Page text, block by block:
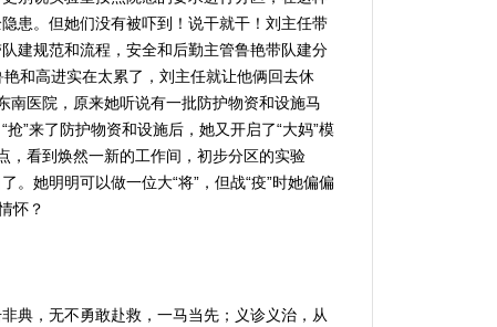
患。但她们没有被吓到！说干就干！刘主任带
建规范和流程，安全和后勤主管鲁艳带队建分
和高进实在太累了，刘主任就让他俩回去休
南医院，原来她听说有一批防护物资和设施马
”来了防护物资和设施后，她又开启了“大妈”模
，看到焕然一新的工作间，初步分区的实验
。她明明可以做一位大“将”，但战“疫”时她偏偏
怀？
，无不勇敢赴救，一马当先；义诊义治，从